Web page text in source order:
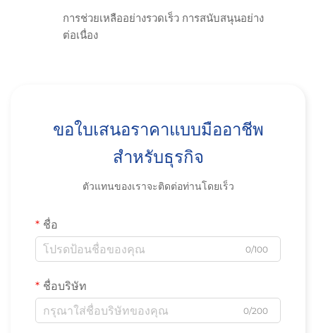
การช่วยเหลืออย่างรวดเร็ว การสนับสนุนอย่าง
ต่อเนื่อง
ขอใบเสนอราคาแบบมืออาชีพ
สำหรับธุรกิจ
ตัวแทนของเราจะติดต่อท่านโดยเร็ว
ชื่อ
0/100
ชื่อบริษัท
0/200